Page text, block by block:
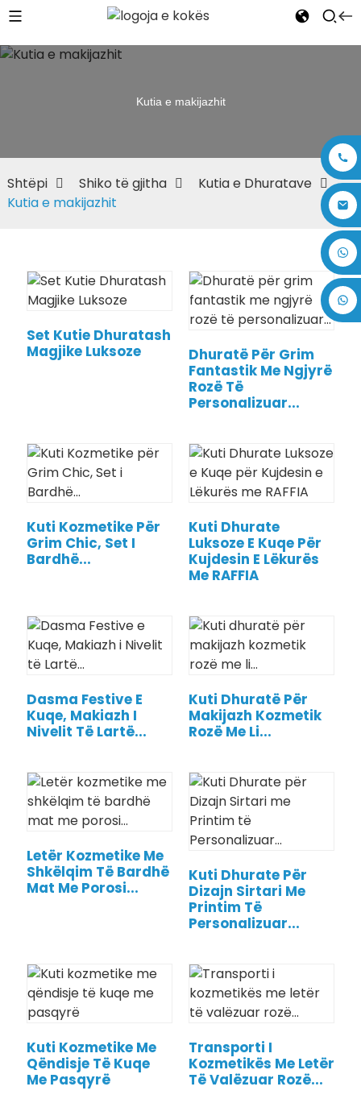
Kutia e makijazhit
Shtëpi Shiko të gjitha
Kutia e Dhuratave
Kutia e makijazhit
Set Kutie Dhuratash
Magjike Luksoze
Dhuratë Për Grim
Fantastik Me Ngjyrë
Rozë Të
Personalizuar...
Kuti Kozmetike Për
Grim Chic, Set I
Bardhë...
Kuti Dhurate
Luksoze E Kuqe Për
Kujdesin E Lëkurës
Me RAFFIA
Dasma Festive E
Kuqe, Makiazh I
Nivelit Të Lartë...
Kuti Dhuratë Për
Makijazh Kozmetik
Rozë Me Li...
Letër Kozmetike Me
Shkëlqim Të Bardhë
Mat Me Porosi...
Kuti Dhurate Për
Dizajn Sirtari Me
Printim Të
Personalizuar...
Kuti Kozmetike Me
Qëndisje Të Kuqe
Me Pasqyrë
Transporti I
Kozmetikës Me Letër
Të Valëzuar Rozë...